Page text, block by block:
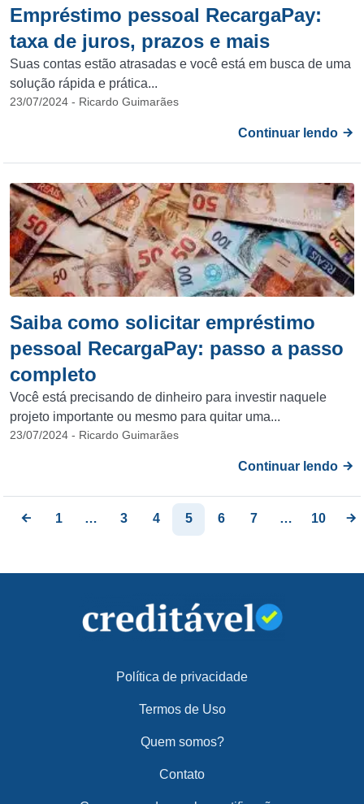
Empréstimo pessoal RecargaPay:
taxa de juros, prazos e mais
Suas contas estão atrasadas e você está em busca de uma
solução rápida e prática...
23/07/2024 - Ricardo Guimarães
Continuar lendo
Saiba como solicitar empréstimo
pessoal RecargaPay: passo a passo
completo
Você está precisando de dinheiro para investir naquele
projeto importante ou mesmo para quitar uma...
23/07/2024 - Ricardo Guimarães
Continuar lendo
1 … 3 4 5 6 7 … 10
Política de privacidade
Termos de Uso
Quem somos?
Contato